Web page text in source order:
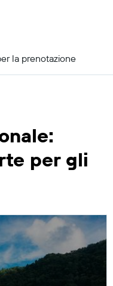
la prenotazione
per gli